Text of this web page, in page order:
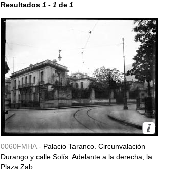
Resultados 1 - 1 de 1
0060FMHA - Palacio Taranco. Circunvalación
Durango y calle Solís. Adelante a la derecha, la
Plaza Zab...